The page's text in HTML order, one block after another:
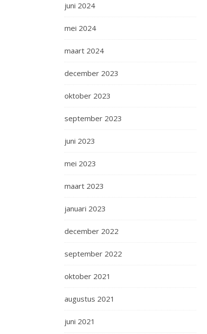
juni 2024
mei 2024
maart 2024
december 2023
oktober 2023
september 2023
juni 2023
mei 2023
maart 2023
januari 2023
december 2022
september 2022
oktober 2021
augustus 2021
juni 2021